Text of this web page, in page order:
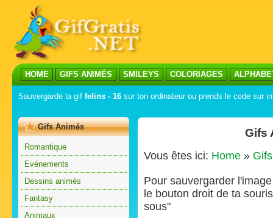
HOME GIFS ANIMÉS SMILEYS COLORIAGES
Sauvergarde la gif felins - 16 sur ton ordinateur ou prends le code sur
Gifs Animés
Romantique
Evénements
Dessins animés
Fantasy
Animaux
Gifs
Vous êtes ici: Home »
Pour sauvergarder
le bouton droit de ta
sous"